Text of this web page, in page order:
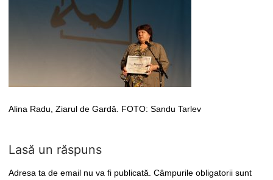
Alina Radu, Ziarul de Gardă. FOTO: Sandu Tarlev
Lasă un răspuns
Adresa ta de email nu va fi publicată. Câmpurile obligatorii sunt